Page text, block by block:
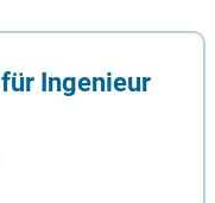
Ingenieur